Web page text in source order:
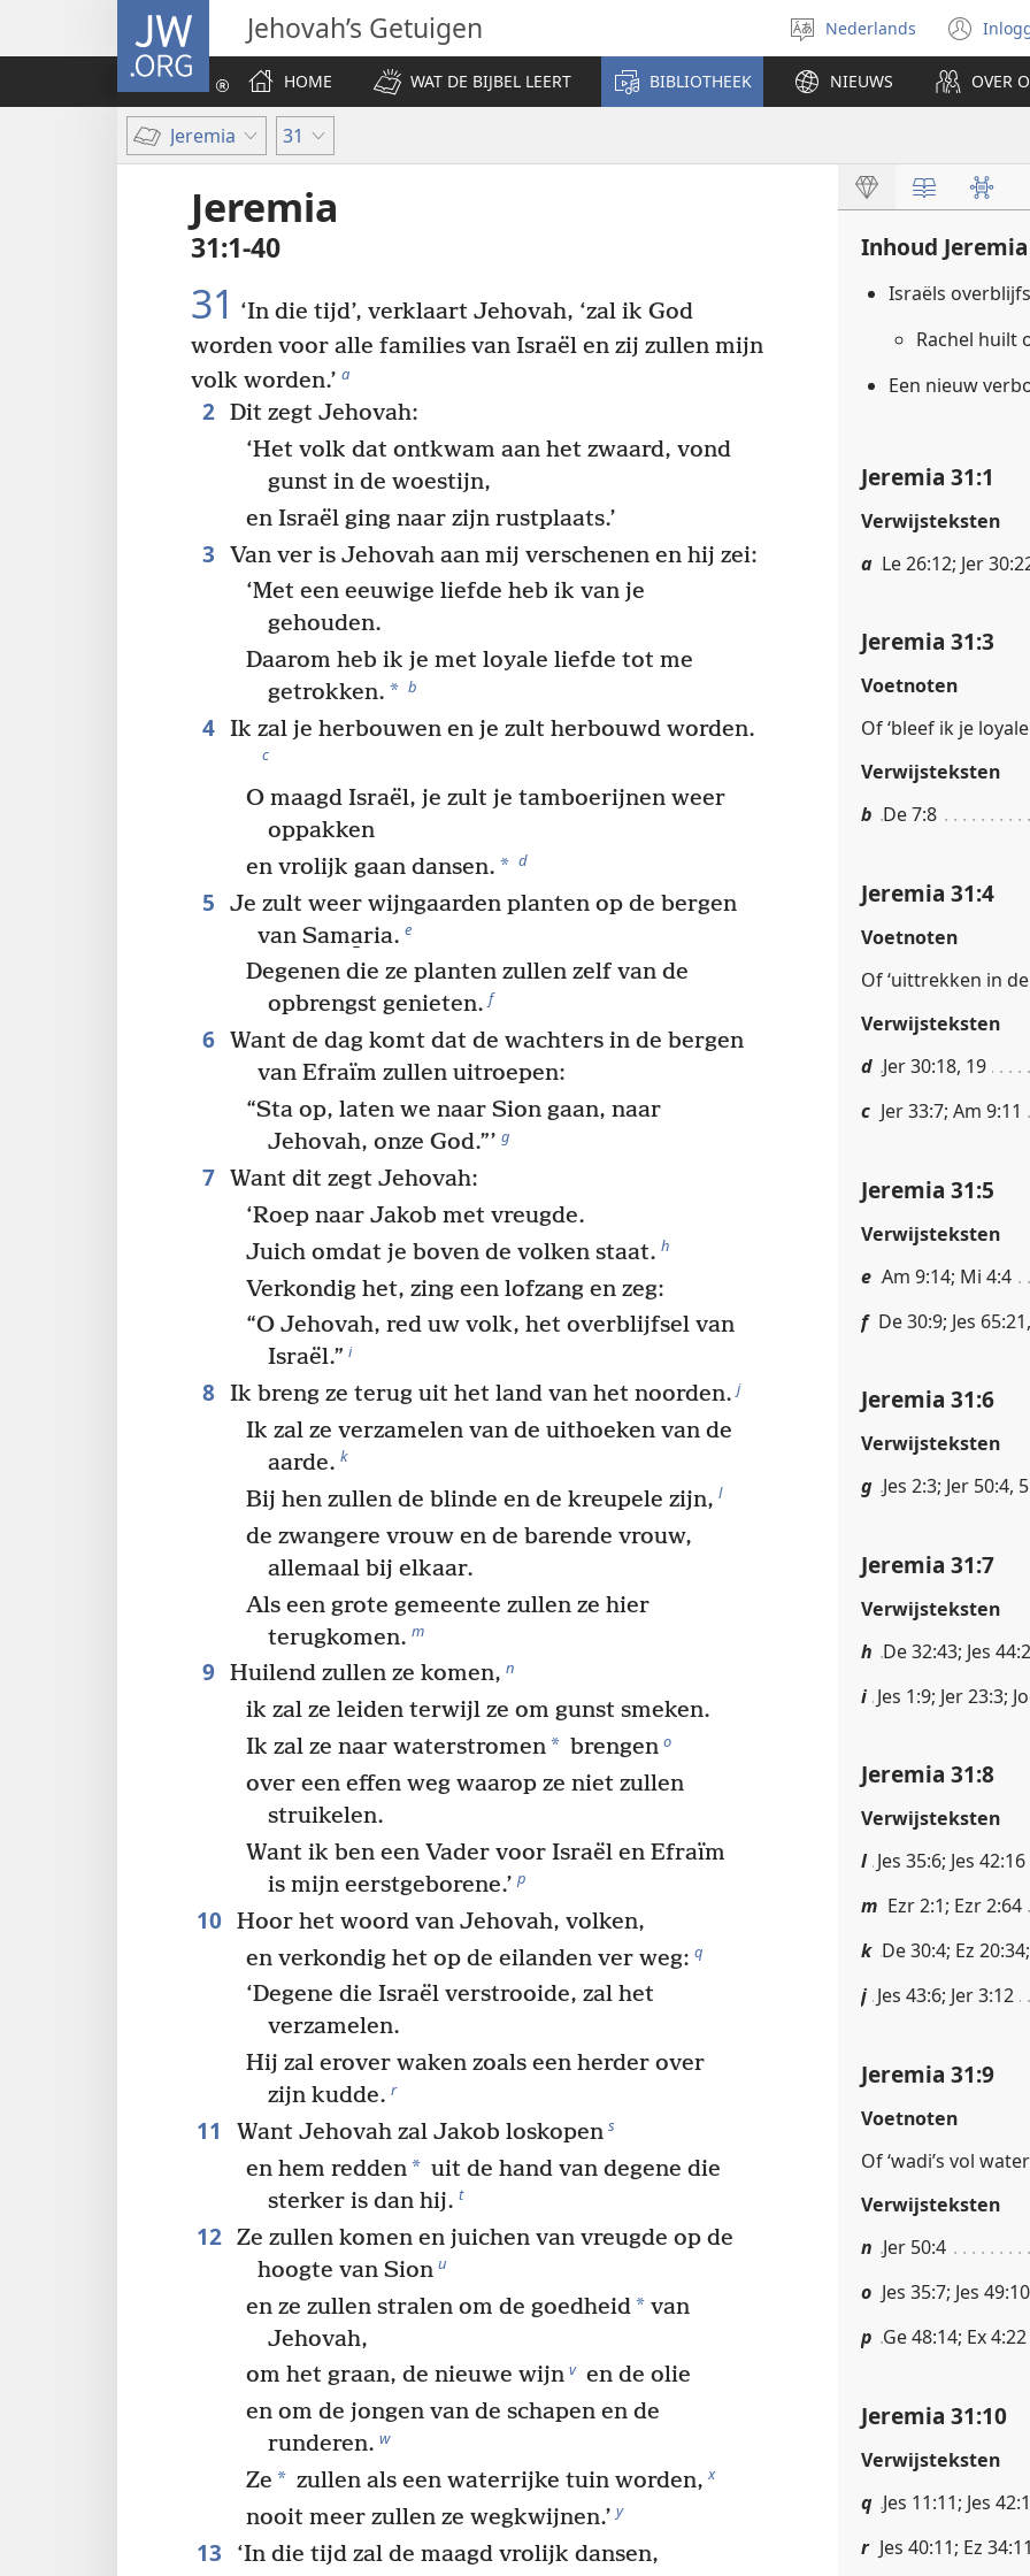
JW.ORG Jehovah’s Getuigen
Taal
selecteren
Nederlands
HOME WAT DE BIJBEL LEERT BIBLIOTHEEK NIEUWS OVER
Jeremia 31
Jeremia
31:1-40
31 ‘In die tijd’, verklaart Jehovah, ‘zal ik God
worden voor alle families van Israël en zij zullen mijn
volk worden.’ a
2 Dit zegt Jehovah:
‘Het volk dat ontkwam aan het zwaard, vond
gunst in de woestijn,
en Israël ging naar zijn rustplaats.’
3
Van ver is Jehovah aan mij verschenen en hij zei:
‘Met een eeuwige liefde heb ik van je
gehouden.
Daarom heb ik je met loyale liefde tot me
getrokken. * b
4 Ik zal je herbouwen en je zult herbouwd worden.
c
O maagd Israël, je zult je tamboerijnen weer
oppakken
en vrolijk gaan dansen. * d
5
Je zult weer wijngaarden planten op de bergen
van Sama̱ria. e
Degenen die ze planten zullen zelf van de
opbrengst genieten. f
6 Want de dag komt dat de wachters in de bergen
van Efraïm zullen uitroepen:
“Sta op, laten we naar Sion gaan, naar
Jehovah, onze God.”’ g
7 Want dit zegt Jehovah:
‘Roep naar Jakob met vreugde.
Juich omdat je boven de volken staat. h
Verkondig het, zing een lofzang en zeg:
“O Jehovah, red uw volk, het overblijfsel van
Israël.” i
8 Ik breng ze terug uit het land van het noorden. j
Ik zal ze verzamelen van de uithoeken van de
aarde. k
Bij hen zullen de blinde en de kreupele zijn, l
de zwangere vrouw en de barende vrouw,
allemaal bij elkaar.
Als een grote gemeente zullen ze hier
terugkomen. m
9 Huilend zullen ze komen, n
ik zal ze leiden terwijl ze om gunst smeken.
Ik zal ze naar waterstromen* brengen o
over een effen weg waarop ze niet zullen
struikelen.
Want ik ben een Vader voor Israël en Efraïm
is mijn eerstgeborene.’ p
10 Hoor het woord van Jehovah, volken,
en verkondig het op de eilanden ver weg: q
‘Degene die Israël verstrooide, zal het
verzamelen.
Hij zal erover waken zoals een herder over
zijn kudde. r
11 Want Jehovah zal Jakob loskopen s
en hem redden* uit de hand van degene die
sterker is dan hij. t
12 Ze zullen komen en juichen van vreugde op de
hoogte van Sion u
en ze zullen stralen om de goedheid* van
Jehovah,
om het graan, de nieuwe wijn v en de olie
en om de jongen van de schapen en de
runderen. w
Ze * zullen als een waterrijke tuin worden, x
nooit meer zullen ze wegkwijnen.’ y
13 ‘In die tijd zal de maagd vrolijk dansen,
Inhoud Jeremia
Israëls
Rachel huilt
Een nieuw
Jeremia 31:1
Verwijsteksten
a Le 26:12; Jer
Jeremia 31:3
Voetnoten
Of ‘bleef ik je
Verwijsteksten
b De 7:8
Jeremia 31:4
Voetnoten
Of ‘uittrekken in
Verwijsteksten
d Jer 30:18, 19
c Jer 33:7; Am 9:11
Jeremia 31:5
Verwijsteksten
e Am 9:14; Mi 4:4
f De 30:9; Jes
Jeremia 31:6
Verwijsteksten
g Jes 2:3; Jer 50:4, 5
Jeremia 31:7
Verwijsteksten
h De 32:43; Jes
i Jes 1:9; Jer 23:3;
Jeremia 31:8
Verwijsteksten
l Jes 35:6; Jes 42:16
m Ezr 2:1; Ezr 2:64
k De 30:4; Ez
j Jes 43:6; Jer 3:12
Jeremia 31:9
Voetnoten
Of ‘wadi’s vol
Verwijsteksten
n Jer 50:4
o Jes 35:7; Jes 49:10
p Ge 48:14; Ex 4:22
Jeremia 31:10
Verwijsteksten
q Jes 11:11; Jes
r Jes 40:11; Ez